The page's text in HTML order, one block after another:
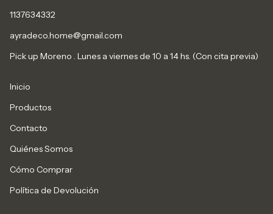
1137634332
ayradeco.home@gmail.com
Pick up Moreno . Lunes a viernes de 10 a 14 hs. (Con cita previa)
Inicio
Productos
Contacto
Quiénes Somos
Cómo Comprar
Política de Devolución